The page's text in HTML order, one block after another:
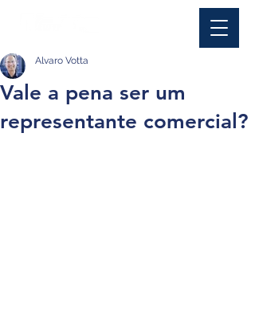
Vale a pena ser um
representante comercial?
Alvaro Votta